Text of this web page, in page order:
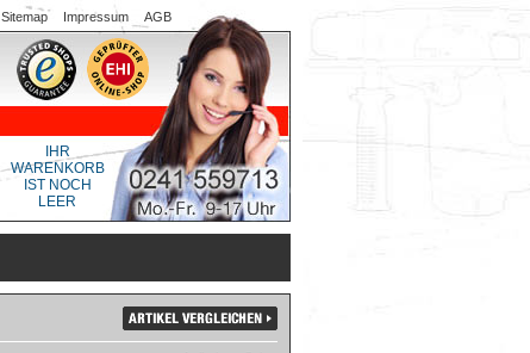
Sitemap Impressum AGB
IHR
WARENKORB
IST NOCH
LEER